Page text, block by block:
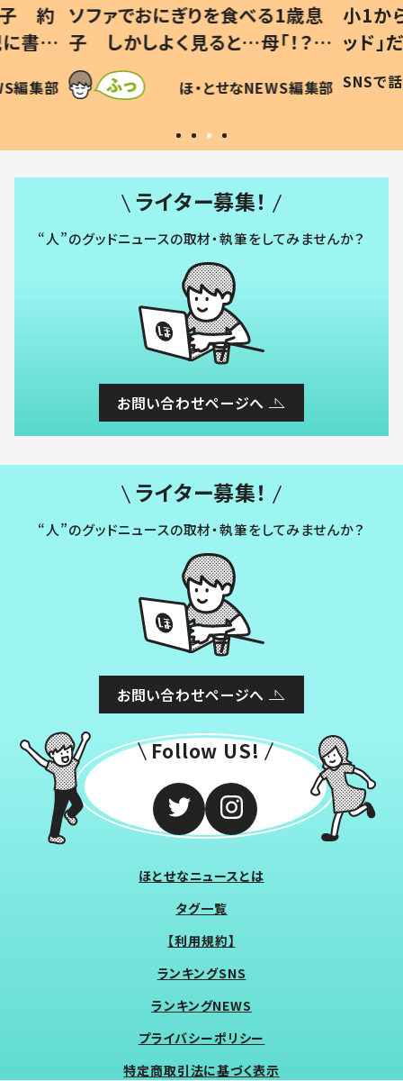
歳息
？」
編集部
小1から不登校、息子は「ギフテ
ッド」だった 父が“ウチ給食”を
作り続ける理由とは #令和の親
#令和の子
SNSで話題 ほ・とせなNEWS編集部
ひ孫
が、抱
「涙
い」
ライター募集！
“人”のグッドニュースの取材・執筆をしてみませんか？
お問い合わせページへ
ライター募集！
“人”のグッドニュースの取材・執筆をしてみませんか？
お問い合わせページへ
Follow US!
ほとせなニュースとは
タグ一覧
【利用規約】
ランキングSNS
ランキングNEWS
プライバシーポリシー
特定商取引法に基づく表示